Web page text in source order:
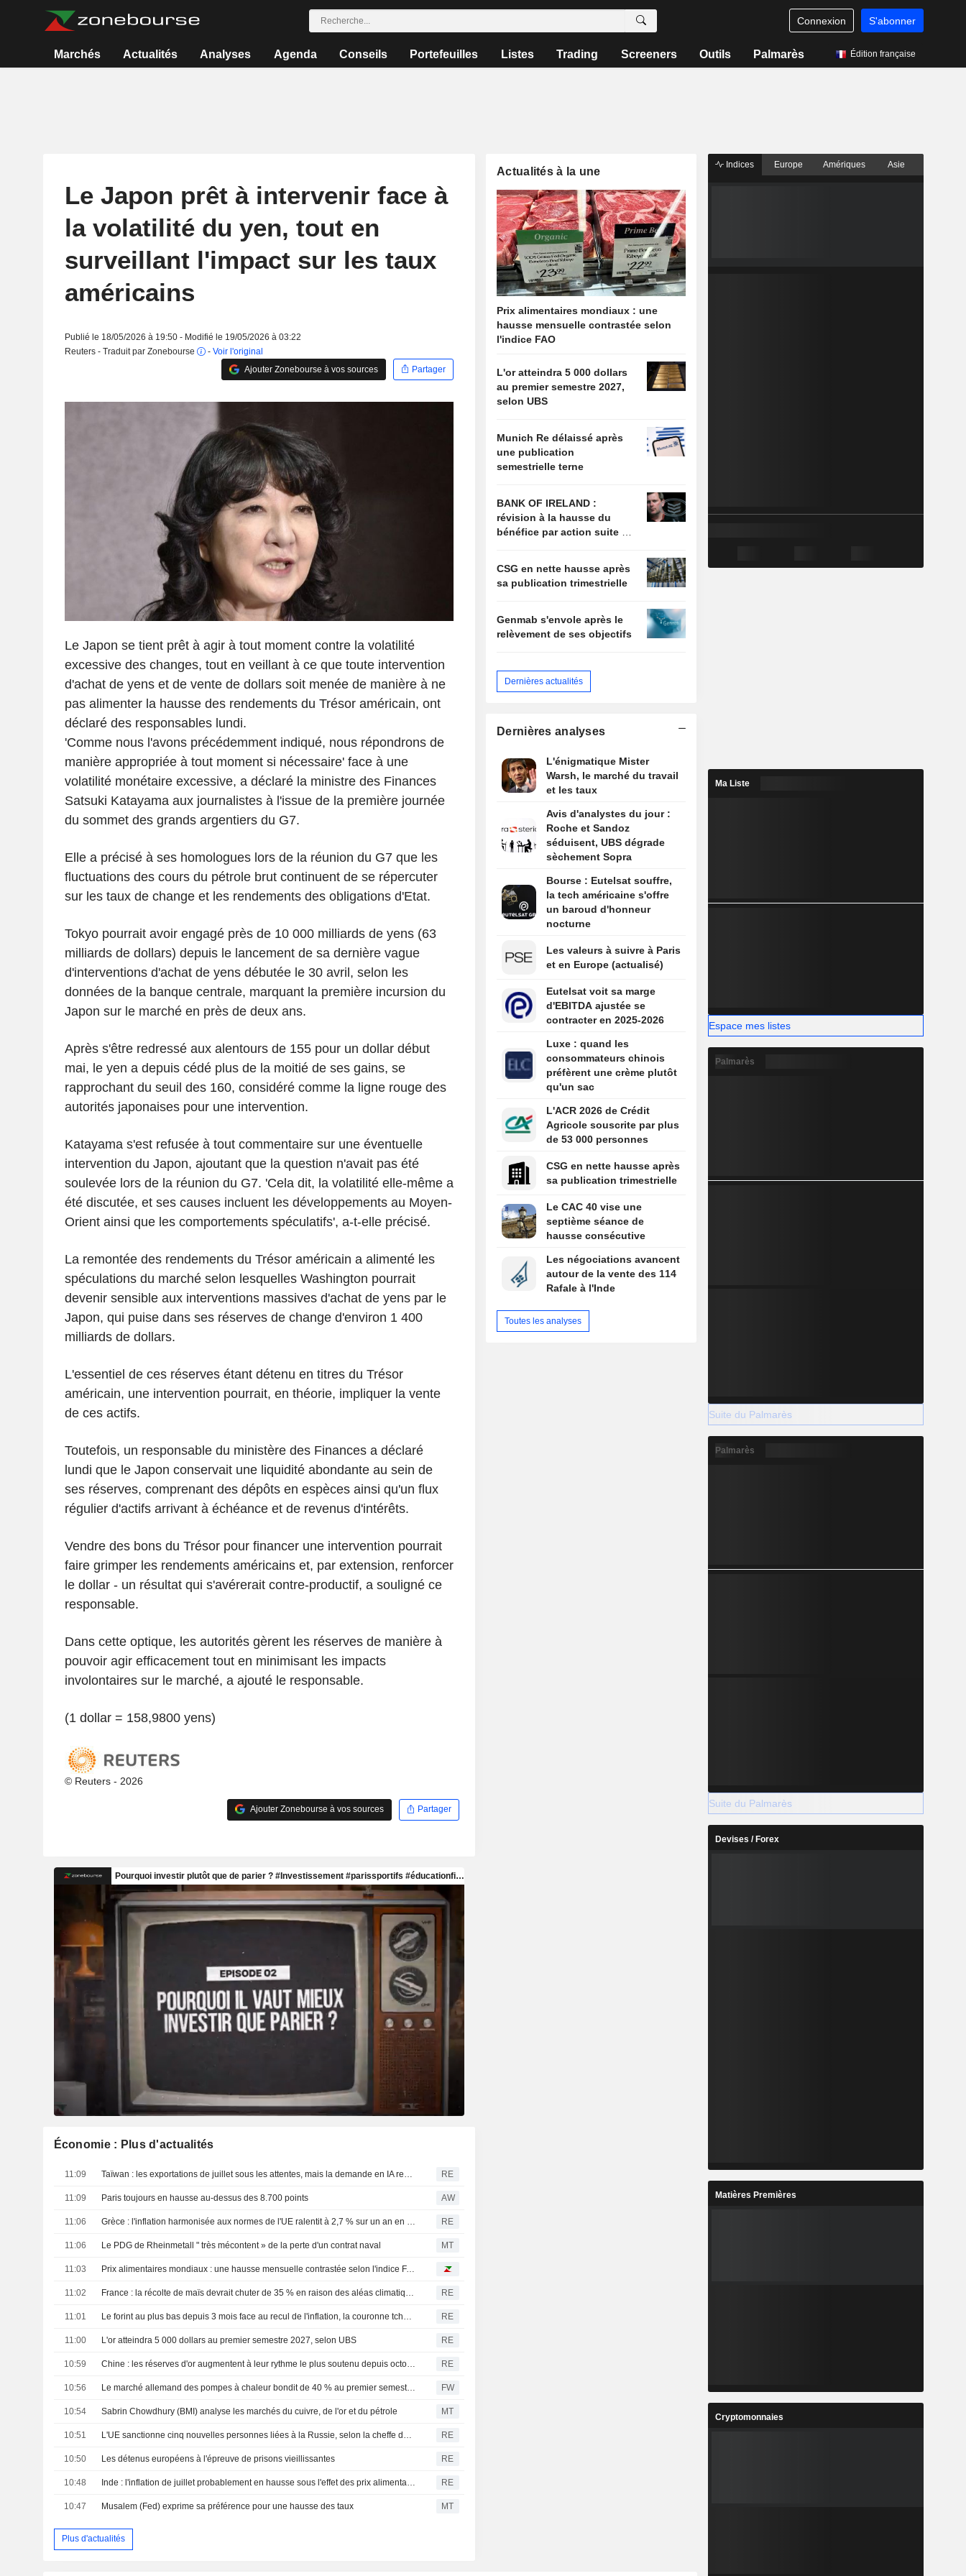
Connexion S'abonner
Marchés Actualités Analyses Agenda Conseils Portefeuilles Listes Trading Screeners Outils Palmarès Édition française
Le Japon prêt à intervenir face à
la volatilité du yen, tout en
surveillant l'impact sur les taux
américains
Publié le 18/05/2026 à 19:50 - Modifié le 19/05/2026 à 03:22
Reuters - Traduit par Zonebourse
- Voir l'original
Ajouter Zonebourse à vos sources
Partager
Le Japon se tient prêt à agir à tout moment contre la volatilité
excessive des changes, tout en veillant à ce que toute intervention
d'achat de yens et de vente de dollars soit menée de manière à ne
pas alimenter la hausse des rendements du Trésor américain, ont
déclaré des responsables lundi.
'Comme nous l'avons précédemment indiqué, nous répondrons de
manière appropriée à tout moment si nécessaire' face à une
volatilité monétaire excessive, a déclaré la ministre des Finances
Satsuki Katayama aux journalistes à l'issue de la première journée
du sommet des grands argentiers du G7.
Elle a précisé à ses homologues lors de la réunion du G7 que les
fluctuations des cours du pétrole brut continuent de se répercuter
sur les taux de change et les rendements des obligations d'Etat.
Tokyo pourrait avoir engagé près de 10 000 milliards de yens (63
milliards de dollars) depuis le lancement de sa dernière vague
d'interventions d'achat de yens débutée le 30 avril, selon les
données de la banque centrale, marquant la première incursion du
Japon sur le marché en près de deux ans.
Après s'être redressé aux alentours de 155 pour un dollar début
mai, le yen a depuis cédé plus de la moitié de ses gains, se
rapprochant du seuil des 160, considéré comme la ligne rouge des
autorités japonaises pour une intervention.
Katayama s'est refusée à tout commentaire sur une éventuelle
intervention du Japon, ajoutant que la question n'avait pas été
soulevée lors de la réunion du G7. 'Cela dit, la volatilité elle-même a
été discutée, et ses causes incluent les développements au Moyen-
Orient ainsi que les comportements spéculatifs', a-t-elle précisé.
La remontée des rendements du Trésor américain a alimenté les
spéculations du marché selon lesquelles Washington pourrait
devenir sensible aux interventions massives d'achat de yens par le
Japon, qui puise dans ses réserves de change d'environ 1 400
milliards de dollars.
L'essentiel de ces réserves étant détenu en titres du Trésor
américain, une intervention pourrait, en théorie, impliquer la vente
de ces actifs.
Toutefois, un responsable du ministère des Finances a déclaré
lundi que le Japon conservait une liquidité abondante au sein de
ses réserves, comprenant des dépôts en espèces ainsi qu'un flux
régulier d'actifs arrivant à échéance et de revenus d'intérêts.
Vendre des bons du Trésor pour financer une intervention pourrait
faire grimper les rendements américains et, par extension, renforcer
le dollar - un résultat qui s'avérerait contre-productif, a souligné ce
responsable.
Dans cette optique, les autorités gèrent les réserves de manière à
pouvoir agir efficacement tout en minimisant les impacts
involontaires sur le marché, a ajouté le responsable.
(1 dollar = 158,9800 yens)
© Reuters - 2026
Ajouter Zonebourse à vos sources Partager
Économie : Plus d'actualités
11:09 RE
11:09 Paris toujours en hausse au-dessus des 8.700 points AW
11:06 RE
11:06 Le PDG de Rheinmetall " très mécontent » de la perte d'un contrat naval MT
11:03 Prix alimentaires mondiaux : une hausse mensuelle contrastée selon l'indice FAO
11:02 RE
11:01 RE
11:00 L'or atteindra 5 000 dollars au premier semestre 2027, selon UBS RE
10:59 RE
10:56 FW
10:54 Sabrin Chowdhury (BMI) analyse les marchés du cuivre, de l'or et du pétrole MT
10:51 RE
10:50 Les détenus européens à l'épreuve de prisons vieillissantes RE
10:48 RE
10:47 Musalem (Fed) exprime sa préférence pour une hausse des taux MT
Plus d'actualités
Actualités à la une
Prix alimentaires mondiaux : une
hausse mensuelle contrastée selon
l'indice FAO
L'or atteindra 5 000 dollars
au premier semestre 2027,
selon UBS
Munich Re délaissé après
une publication
semestrielle terne
BANK OF IRELAND :
révision à la hausse du
bénéfice par action suite à
CSG en nette hausse après
sa publication trimestrielle
Genmab s'envole après le
relèvement de ses objectifs
Dernières actualités
Dernières analyses
L'énigmatique Mister
Warsh, le marché du travail
et les taux
Avis d'analystes du jour :
Roche et Sandoz
séduisent, UBS dégrade
sèchement Sopra
Bourse : Eutelsat souffre,
la tech américaine s'offre
un baroud d'honneur
nocturne
Les valeurs à suivre à Paris
et en Europe (actualisé)
Eutelsat voit sa marge
d'EBITDA ajustée se
contracter en 2025-2026
Luxe : quand les
consommateurs chinois
préfèrent une crème plutôt
qu'un sac
L'ACR 2026 de Crédit
Agricole souscrite par plus
de 53 000 personnes
CSG en nette hausse après
sa publication trimestrielle
Le CAC 40 vise une
septième séance de
hausse consécutive
Les négociations avancent
autour de la vente des 114
Rafale à l'Inde
Toutes les analyses
Indices Europe Amériques Asie
Ma Liste
Espace mes listes
Palmarès
Suite du Palmarès
Palmarès
Suite du Palmarès
Devises / Forex
Matières Premières
Cryptomonnaies